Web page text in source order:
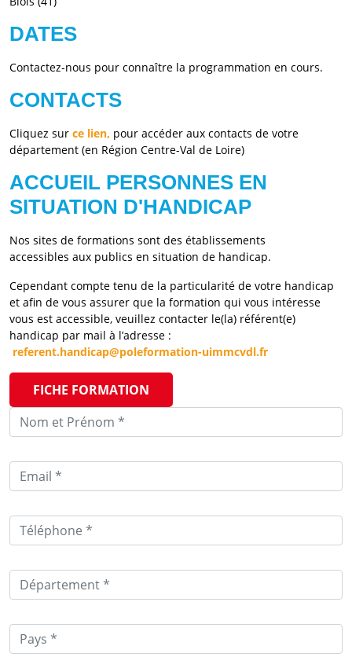
DATES
Contactez-nous pour connaître la programmation en cours.
CONTACTS
Cliquez sur ce lien, pour accéder aux contacts de votre
département (en Région Centre-Val de Loire)
ACCUEIL PERSONNES EN
SITUATION D'HANDICAP
Nos sites de formations sont des établissements
accessibles aux publics en situation de handicap.
Cependant compte tenu de la particularité de votre handicap
et afin de vous assurer que la formation qui vous intéresse
vous est accessible, veuillez contacter le(la) référent(e)
handicap par mail à l’adresse :
referent.handicap@poleformation-uimmcvdl.fr
FICHE FORMATION